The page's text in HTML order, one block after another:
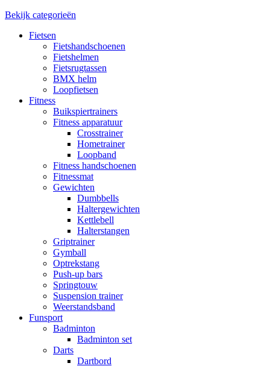
Bekijk categorieën
Fietsen
Fietshandschoenen
Fietshelmen
Fietsrugtassen
BMX helm
Loopfietsen
Fitness
Buikspiertrainers
Fitness apparatuur
Crosstrainer
Hometrainer
Loopband
Fitness handschoenen
Fitnessmat
Gewichten
Dumbbells
Haltergewichten
Kettlebell
Halterstangen
Griptrainer
Gymball
Optrekstang
Push-up bars
Springtouw
Suspension trainer
Weerstandsband
Funsport
Badminton
Badminton set
Darts
Dartbord